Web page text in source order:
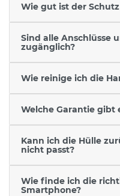
Wie gut ist der
Sind alle Anschlüsse
zugänglich?
Wie reinige ich die
Welche Garantie gibt
Kann ich die Hülle
nicht passt?
Wie finde ich die
Smartphone?